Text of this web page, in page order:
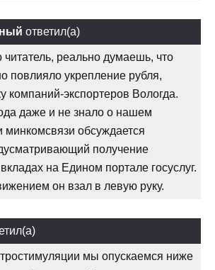
ответил(а)
читатель, реально думаешь, что
повлияло укрепление рубля,
компаний-экспортеров Вологда.
даже и не знало о нашем
минкомсвязи обсуждается
получение
на Едином портале госуслуг.
он взал в левую руку.
мы опускаемся ниже